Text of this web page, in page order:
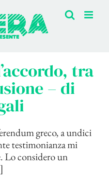
tra
– di
greco, a undici
testimonianza mi
Lo considero un